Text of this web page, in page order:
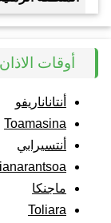
أوقات
أنتاناناريفو
Toamasina
أنتسيرابي
ماجنكا
Toliara